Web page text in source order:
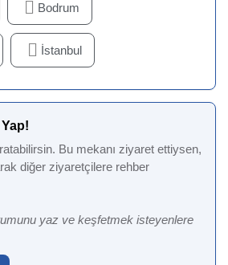
Bodrum
İstanbul
Bu mekanı ziyaret ettiysen,
diğer ziyaretçilere rehber
yaz ve keşfetmek isteyenlere